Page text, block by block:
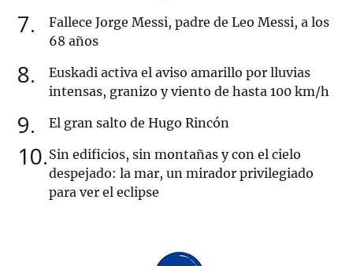
7
Fallece Jorge Messi, padre de Leo Messi, a los
68 años
8
Euskadi activa el aviso amarillo por lluvias
intensas, granizo y viento de hasta 100 km/h
9 El gran salto de Hugo Rincón
10 Sin edificios, sin montañas y con el cielo
despejado: la mar, un mirador privilegiado
para ver el eclipse